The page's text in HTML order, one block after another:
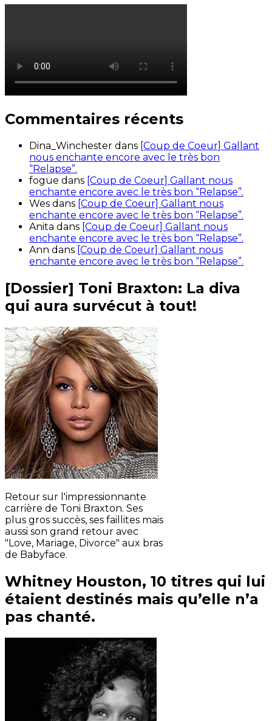
Commentaires récents
Dina_Winchester dans [Coup de Coeur] Gallant
nous enchante encore avec le très bon
“Relapse”.
fogue dans [Coup de Coeur] Gallant nous
enchante encore avec le très bon “Relapse”.
Wes dans [Coup de Coeur] Gallant nous
enchante encore avec le très bon “Relapse”.
Anita dans [Coup de Coeur] Gallant nous
enchante encore avec le très bon “Relapse”.
Ann dans [Coup de Coeur] Gallant nous
enchante encore avec le très bon “Relapse”.
[Dossier] Toni Braxton: La diva
qui aura survécut à tout!
Retour sur l'impressionnante
carrière de Toni Braxton. Ses
plus gros succès, ses faillites mais
aussi son grand retour avec
"Love, Mariage, Divorce" aux bras
de Babyface.
Whitney Houston, 10 titres qui lui
étaient destinés mais qu’elle n’a
pas chanté.